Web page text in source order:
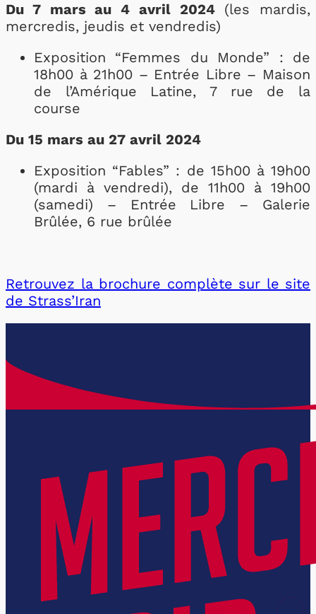
Du 7 mars au 4 avril 2024(les mardis,
mercredis, jeudis et vendredis)
Exposition “Femmes du Monde” : de
18h00 à 21h00 – Entrée Libre – Maison
de l’Amérique Latine, 7 rue de la
course
Du 15 mars au 27 avril 2024
Exposition “Fables” : de 15h00 à 19h00
(mardi à vendredi), de 11h00 à 19h00
(samedi) – Entrée Libre – Galerie
Brûlée, 6 rue brûlée
Retrouvez la brochure complète sur le site
de Strass’Iran